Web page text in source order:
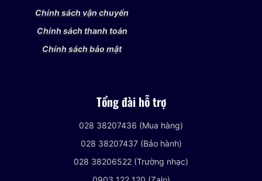
Chính sách vận chuyển
Chính sách thanh toán
Chính sách bảo mật
Tổng đài hỗ trợ
028 38207436 (Mua hàng)
028 38207437 (Bảo hành)
028 38206522 (Trường nhạc)